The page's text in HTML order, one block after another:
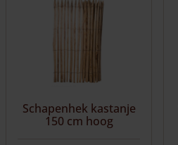
Schapenhek kastanje
150 cm hoog